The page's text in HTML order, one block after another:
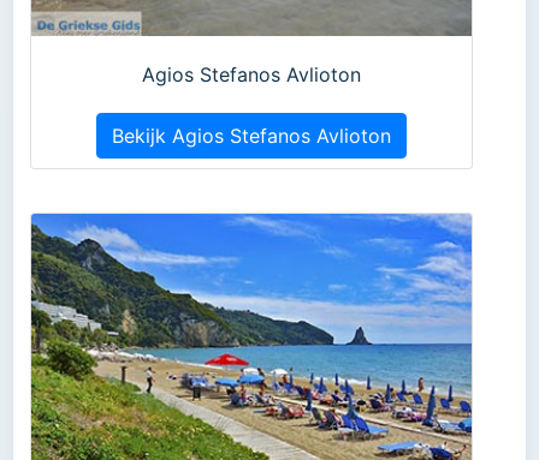
Agios Stefanos Avlioton
Bekijk Agios Stefanos Avlioton